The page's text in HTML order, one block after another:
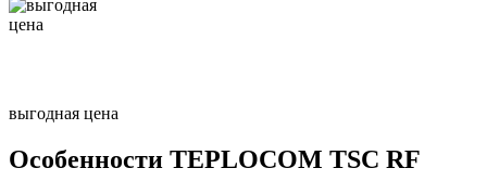
выгодная цена
Особенности TEPLOCOM TSC RF